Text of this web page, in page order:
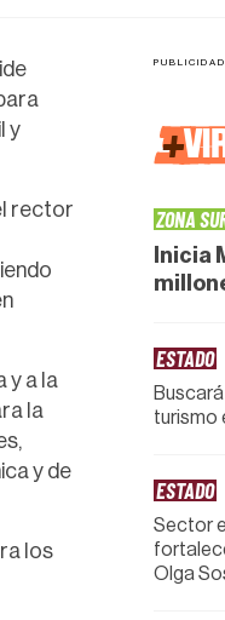
y
rector
y a la
la
y de
los
+
ZONA
Inicia
ESTADO
turismo
ESTADO
Sector
Olga